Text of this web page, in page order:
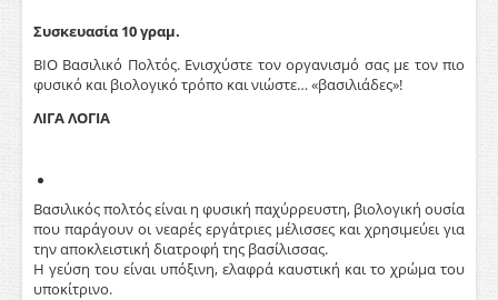
Συσκευασία 10 γραμ.
ΒΙΟ Βασιλικό Πολτός. Ενισχύστε τον οργανισμό σας με τον πιο
φυσικό και βιολογικό τρόπο και νιώστε… «βασιλιάδες»!
ΛΙΓΑ ΛΟΓΙΑ
Βασιλικός πολτός είναι η φυσική παχύρρευστη, βιολογική ουσία
που παράγουν οι νεαρές εργάτριες μέλισσες και χρησιμεύει για
την αποκλειστική διατροφή της βασίλισσας.
Η γεύση του είναι υπόξινη, ελαφρά καυστική και το χρώμα του
υποκίτρινο.